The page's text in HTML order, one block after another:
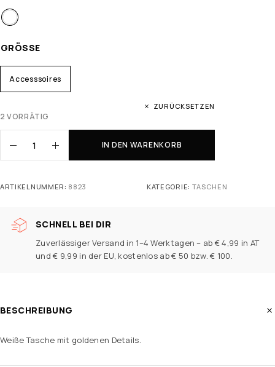
GRÖSSE
Accesssoires
ZURÜCKSETZEN
2 VORRÄTIG
IN DEN WARENKORB
ARTIKELNUMMER: 8823 KATEGORIE: TASCHEN
SCHNELL BEI DIR
Zuverlässiger Versand in 1–4 Werktagen – ab € 4,99 in AT
und € 9,99 in der EU, kostenlos ab € 50 bzw. € 100.
BESCHREIBUNG
Weiße Tasche mit goldenen Details.